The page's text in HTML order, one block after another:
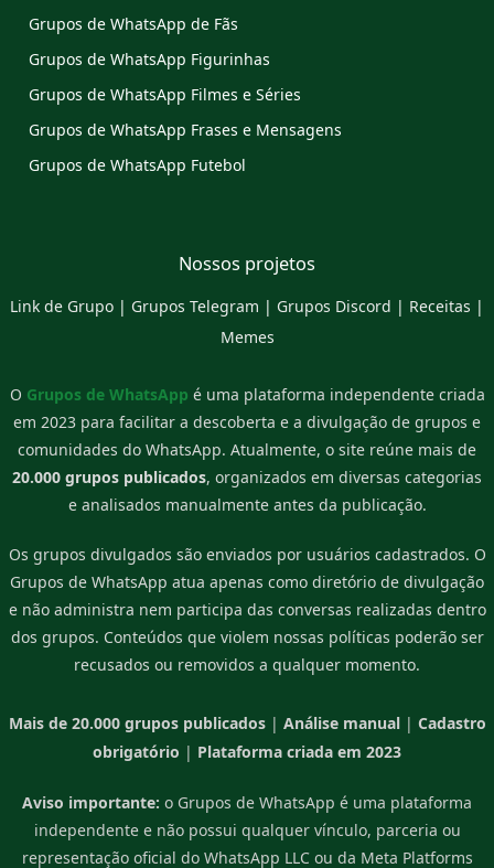
Grupos de WhatsApp de Fãs
Grupos de WhatsApp Figurinhas
Grupos de WhatsApp Filmes e Séries
Grupos de WhatsApp Frases e Mensagens
Grupos de WhatsApp Futebol
Nossos projetos
Link de Grupo | Grupos Telegram | Grupos Discord | Receitas |
Memes
O Grupos de WhatsApp é uma plataforma independente criada
em 2023 para facilitar a descoberta e a divulgação de grupos e
comunidades do WhatsApp. Atualmente, o site reúne mais de
20.000 grupos publicados, organizados em diversas categorias
e analisados manualmente antes da publicação.
Os grupos divulgados são enviados por usuários cadastrados. O
Grupos de WhatsApp atua apenas como diretório de divulgação
e não administra nem participa das conversas realizadas dentro
dos grupos. Conteúdos que violem nossas políticas poderão ser
recusados ou removidos a qualquer momento.
Mais de 20.000 grupos publicados| Análise manual| Cadastro
obrigatório | Plataforma criada em 2023
Aviso importante: o Grupos de WhatsApp é uma plataforma
independente e não possui qualquer vínculo, parceria ou
representação oficial do WhatsApp LLC ou da Meta Platforms